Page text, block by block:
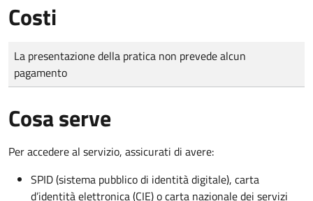
Costi
Tipo di pagamento
Importo
La presentazione della pratica non prevede alcun
pagamento
Cosa serve
Per accedere al servizio, assicurati di avere:
SPID (sistema pubblico di identità digitale), carta
d’identità elettronica (CIE) o carta nazionale dei servizi